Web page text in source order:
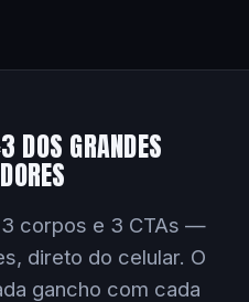
DOS GRANDES
corpos e 3 CTAs —
direto do celular. O
gancho com cada